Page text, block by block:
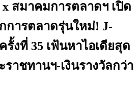
สมาคมการตลาดฯ เปิด
การตลาดรุ่นใหม่! J-
รั้งที่ 35 เฟ้นหาไอเดียสุด
ราชทานฯ-เงินรางวัลกว่า